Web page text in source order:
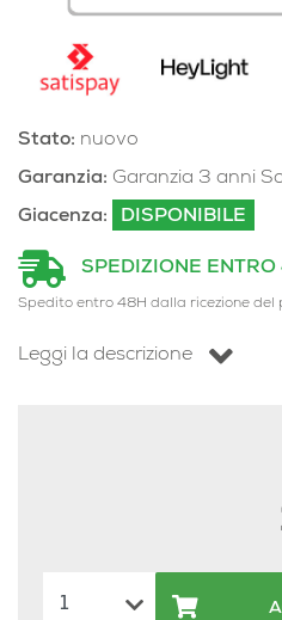
Stato: nuovo
Garanzia: Garanzia 3 anni
Giacenza:
DISPONIBILE
SPEDIZIONE ENTRO
Spedito entro 48H dalla ricezione del
Leggi la descrizione